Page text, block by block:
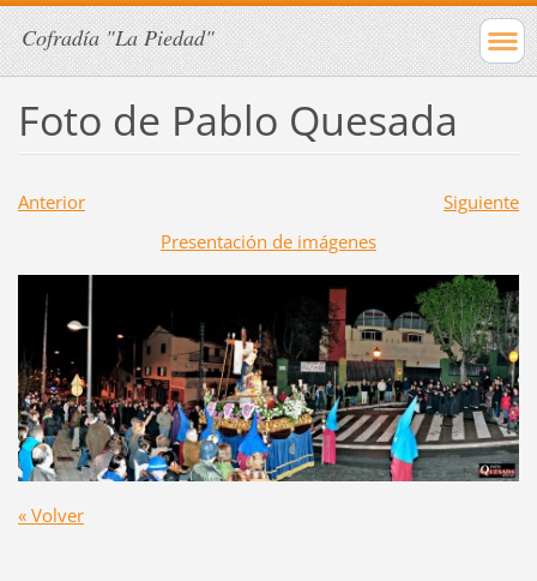
Cofradía "La Piedad"
Foto de Pablo Quesada
Anterior
Siguiente
Presentación de imágenes
« Volver